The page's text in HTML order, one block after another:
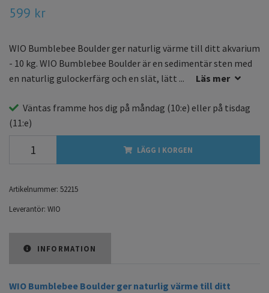
599 kr
WIO Bumblebee Boulder ger naturlig värme till ditt akvarium
- 10 kg. WIO Bumblebee Boulder är en sedimentär sten med
en naturlig gulockerfärg och en slät, lätt ...
Läs mer
Väntas framme hos dig på måndag (10:e) eller på tisdag
(11:e)
LÄGG I KORGEN
Artikelnummer: 52215
Leverantör: WIO
INFORMATION
WIO Bumblebee Boulder ger naturlig värme till ditt